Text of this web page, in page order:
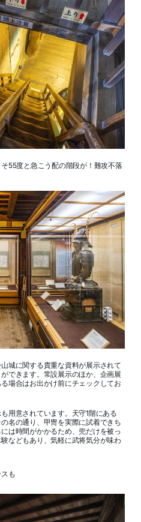
55度と急こう配の階段が！難攻不落
城に関する貴重な資料が展示されて
できます。常設展示のほか、企画展
場合はお出かけ前にチェックしてお
用意されています。天守1階にある
名の通り、甲冑を実際に試着できち
は時間がかかるため、兜だけを被っ
などもあり、気軽に武将気分が味わ
も